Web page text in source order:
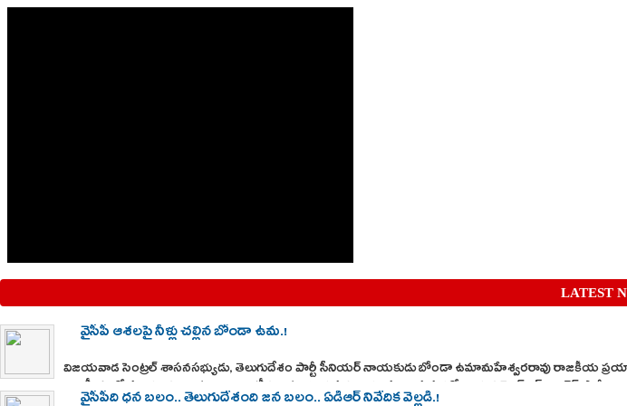
LATEST
వైసీపీ ఆశలపై నీళ్లు చల్లిన బోండా ఉమ.!
విజయవాడ సెంట్రల్ శాసనసభ్యుడు, తెలుగుదేశం పార్టీ సీనియర్ నాయకుడు బోండా ఉమామహేశ్వరరావు రాజకీయ
రాజకీయాల్లో సంచలనంగా మారాయి. ఇటీవల ముద్రగడ పద్మనాభం సంతాప సభలో ఆయన వైఎస్ఆర్ కాంగ్రెస్ పార్టీ
వైసీపీది ధన బలం.. తెలుగుదేశంది జన బలం.. ఏడీఆర్ నివేదిక వెల్లడి.!